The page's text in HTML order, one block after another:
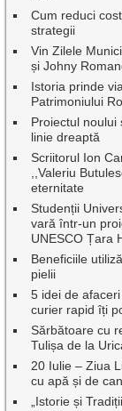
Cum reduci
strategii
Vin Zilele
și Johny
Istoria prinde
Patrimoniului
Proiectul noului
linie dreaptă
Scriitorul Ion
,,Valeriu
eternitate
Studenții
vară într-un
UNESCO Țara
Beneficiile
pielii
5 idei de
curier rapid îți
Sărbătoare cu
Tulișa de la
20 Iulie – Ziua
cu apă și de
„Istorie și